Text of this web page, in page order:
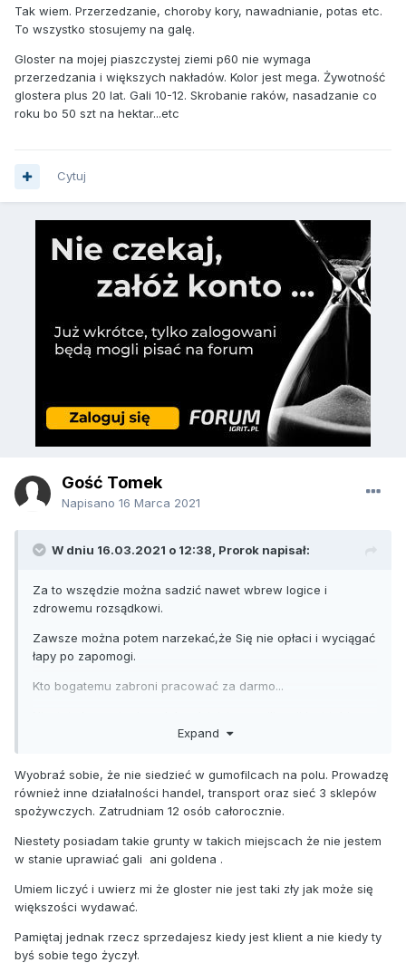
Tak wiem. Przerzedzanie, choroby kory, nawadnianie, potas etc.
To wszystko stosujemy na galę.
Gloster na mojej piaszczystej ziemi p60 nie wymaga
przerzedzania i większych nakładów. Kolor jest mega. Żywotność
glostera plus 20 lat. Gali 10-12. Skrobanie raków, nasadzanie co
roku bo 50 szt na hektar...etc
Cytuj
Gość Tomek
Napisano 16 Marca 2021
W dniu 16.03.2021 o 12:38, Prorok napisał:
Za to wszędzie można sadzić nawet wbrew logice i
zdrowemu rozsądkowi.
Zawsze można potem narzekać,że Się nie opłaci i wyciągać
łapy po zapomogi.
Kto bogatemu zabroni pracować za darmo...
obce dlatego w gumofilcach siedzisz na polu i takie masz
Expand
Wyobraź sobie, że nie siedzieć w gumofilcach na polu. Prowadzę
również inne działalności handel, transport oraz sieć 3 sklepów
spożywczych. Zatrudniam 12 osób całorocznie.
Niestety posiadam takie grunty w takich miejscach że nie jestem
w stanie uprawiać gali ani goldena .
Umiem liczyć i uwierz mi że gloster nie jest taki zły jak może się
większości wydawać.
Pamiętaj jednak rzecz sprzedajesz kiedy jest klient a nie kiedy ty
byś sobie tego życzył.